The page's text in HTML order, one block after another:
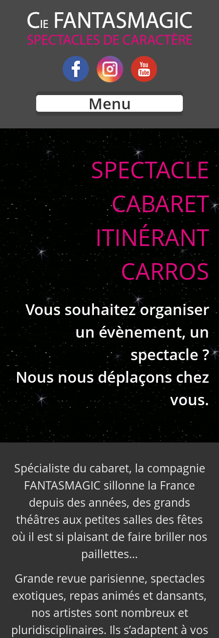
Menu
SPECTACLE
CABARET
ITINÉRANT
CARROS
Vous souhaitez organiser
un évènement, un
spectacle ?
Nous nous déplaçons chez
vous.
Spécialiste du cabaret, la compagnie
FANTASMAGIC sillonne la France
depuis des années, des grands
théâtres aux petites salles des fêtes
où il est si plaisant de faire briller nos
paillettes…
Grande revue parisienne, spectacles
exotiques, repas animés et dansants,
nos artistes sont nombreux et
pluridisciplinaires. Ils s’adaptent à vos